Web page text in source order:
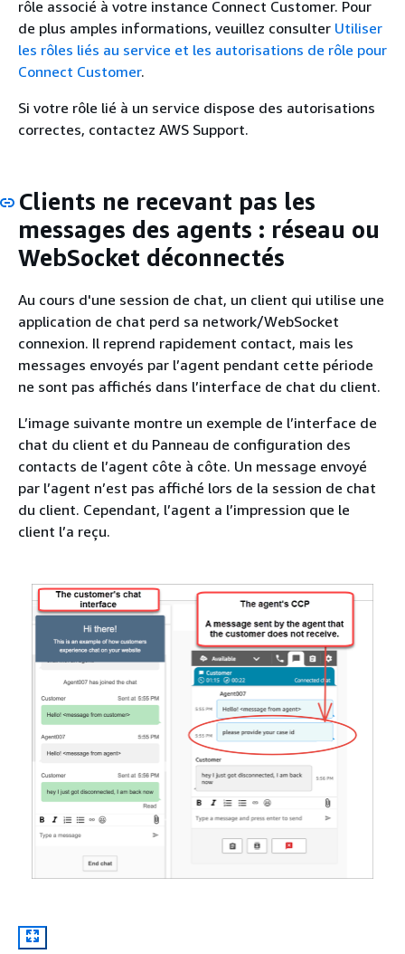
rôle associé à votre instance Connect Customer. Pour
de plus amples informations, veuillez consulter Utiliser
les rôles liés au service et les autorisations de rôle pour
Connect Customer.
Si votre rôle lié à un service dispose des autorisations
correctes, contactez AWS Support.
Clients ne recevant pas les
messages des agents : réseau ou
WebSocket déconnectés
Au cours d'une session de chat, un client qui utilise une
application de chat perd sa network/WebSocket
connexion. Il reprend rapidement contact, mais les
messages envoyés par l’agent pendant cette période
ne sont pas affichés dans l’interface de chat du client.
L’image suivante montre un exemple de l’interface de
chat du client et du Panneau de configuration des
contacts de l’agent côte à côte. Un message envoyé
par l’agent n’est pas affiché lors de la session de chat
du client. Cependant, l’agent a l’impression que le
client l’a reçu.